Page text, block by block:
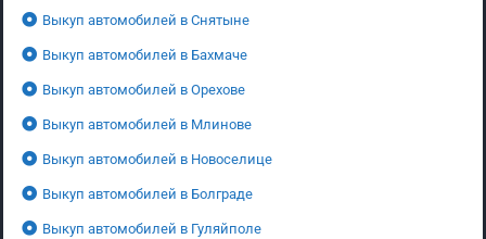
Выкуп автомобилей в Снятыне
Выкуп автомобилей в Бахмаче
Выкуп автомобилей в Орехове
Выкуп автомобилей в Млинове
Выкуп автомобилей в Новоселице
Выкуп автомобилей в Болграде
Выкуп автомобилей в Гуляйполе